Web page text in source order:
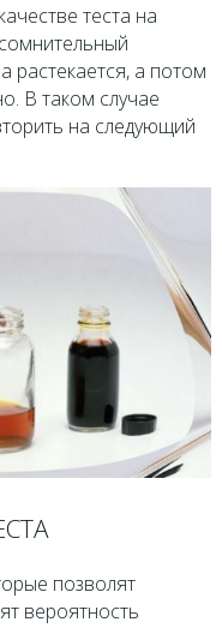
теста на
растекается, а потом
В таком случае
на следующий
позволят
вероятность